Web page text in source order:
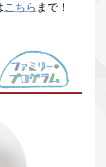
こちら まで！